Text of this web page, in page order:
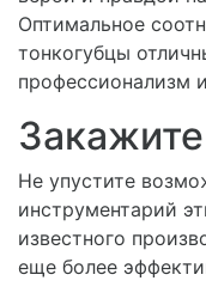
Оптимальное
тонкогубцы
профессионализм
Не упустите
инструментарий
известного
еще более